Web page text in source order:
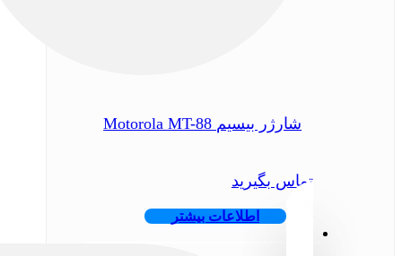
شارژر بیسیم Motorola MT-88
تماس بگیرید
اطلاعات بیشتر